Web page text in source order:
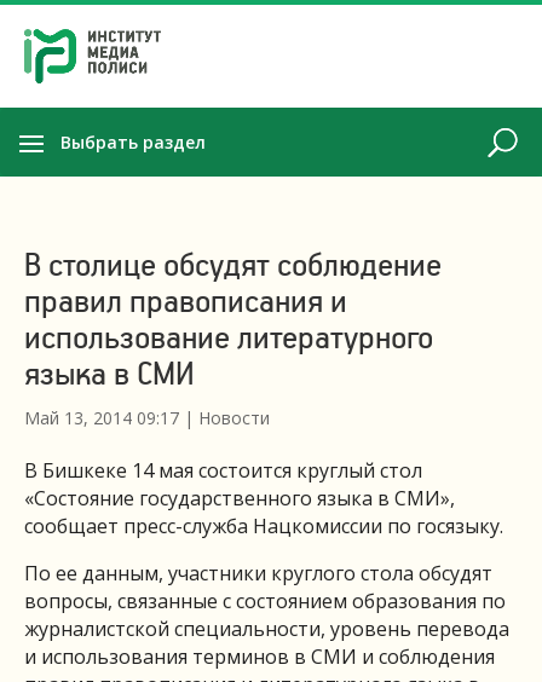
Выбрать раздел
В столице обсудят соблюдение
правил правописания и
использование литературного
языка в СМИ
Май 13, 2014 09:17 | Новости
В Бишкеке 14 мая состоится круглый стол
«Состояние государственного языка в СМИ»,
сообщает пресс-служба Нацкомиссии по госязыку.
По ее данным, участники круглого стола обсудят
вопросы, связанные с состоянием образования по
журналистской специальности, уровень перевода
и использования терминов в СМИ и соблюдения